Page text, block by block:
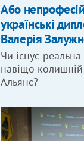
Або
українські
Валерія
Чи існує
навіщо
Альянс?